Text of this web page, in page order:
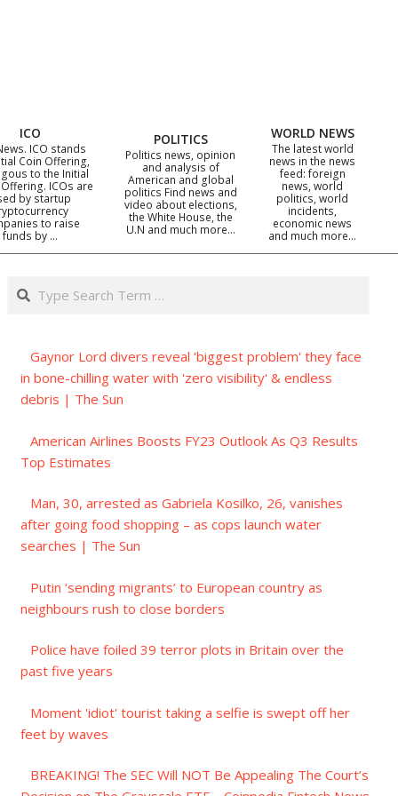
ICO
ICO stands
Coin Offering,
to the Initial
ICOs are
by startup
to raise
funds by …
POLITICS
Politics news, opinion
and analysis of
American and global
politics Find news and
video about elections,
the White House, the
U.N and much more…
WORLD NEWS
The latest world
news in the news
feed: foreign
news, world
politics, world
incidents,
economic news
and much more…
Search
Gaynor Lord divers reveal 'biggest problem' they face
in bone-chilling water with 'zero visibility' & endless
debris | The Sun
American Airlines Boosts FY23 Outlook As Q3 Results
Top Estimates
Man, 30, arrested as Gabriela Kosilko, 26, vanishes
after going food shopping – as cops launch water
searches | The Sun
Putin ‘sending migrants’ to European country as
neighbours rush to close borders
Police have foiled 39 terror plots in Britain over the
past five years
Moment 'idiot' tourist taking a selfie is swept off her
feet by waves
BREAKING! The SEC Will NOT Be Appealing The Court’s